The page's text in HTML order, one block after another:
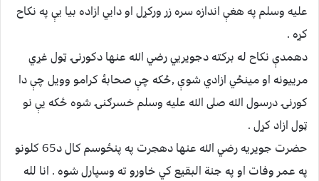
عليه وسلم په هغې اندازه سره زر وركړل او دايي ازاده بيا يې په نكاح
كړه .
دهمدې نكاح له بركته دجويريي رضي الله عنها دكورنۍ ټول غړي
مرييونه او مينځي ازادي شوې ,ځكه چې صحابۀ كرامو وويل چې دا
كورنۍ درسول الله صلى الله عليه وسلم خسرګنۍ شوه ځكه يې نو
ټول ازاد كړل .
حضرت جويريه رضي الله عنها دهجرت په پنځوسم كال د65 كلونو
په عمر وفات او په جنة البقيع كي خاورو ته وسپارل شوه . انا لله